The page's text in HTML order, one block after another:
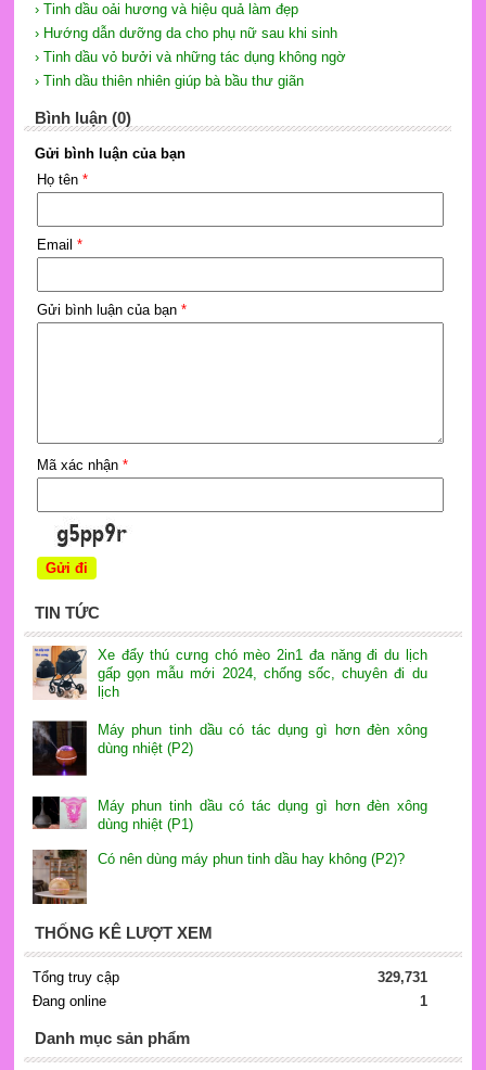
› Tinh dầu oải hương và hiệu quả làm đẹp
› Hướng dẫn dưỡng da cho phụ nữ sau khi sinh
› Tinh dầu vỏ bưởi và những tác dụng không ngờ
› Tinh dầu thiên nhiên giúp bà bầu thư giãn
Bình luận (0)
Gửi bình luận của bạn
Họ tên *
Email *
Gửi bình luận của bạn *
Mã xác nhận *
TIN TỨC
Xe đẩy thú cưng chó mèo 2in1 đa năng đi du lịch
gấp gọn mẫu mới 2024, chống sốc, chuyên đi du
lịch
Máy phun tinh dầu có tác dụng gì hơn đèn xông
dùng nhiệt (P2)
Máy phun tinh dầu có tác dụng gì hơn đèn xông
dùng nhiệt (P1)
Có nên dùng máy phun tinh dầu hay không (P2)?
THỐNG KÊ LƯỢT XEM
Tổng truy cập
329,731
Đang online
1
Danh mục sản phẩm